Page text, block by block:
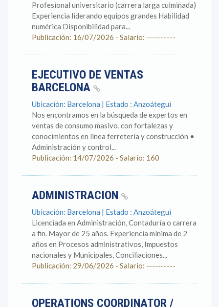
Profesional universitario (carrera larga culminada)
Experiencia liderando equipos grandes Habilidad
numérica Disponibilidad para...
Publicación: 16/07/2026 - Salario: ----------
EJECUTIVO DE VENTAS
BARCELONA
Ubicación: Barcelona | Estado : Anzoátegui
Nos encontramos en la búsqueda de expertos en
ventas de consumo masivo, con fortalezas y
conocimientos en linea ferretería y construcción •
Administración y control...
Publicación: 14/07/2026 - Salario: 160
ADMINISTRACION
Ubicación: Barcelona | Estado : Anzoátegui
Licenciada en Administración, Contaduría o carrera
a fin. Mayor de 25 años. Experiencia mínima de 2
años en Procesos administrativos, Impuestos
nacionales y Municipales, Conciliaciones...
Publicación: 29/06/2026 - Salario: ----------
OPERATIONS COORDINATOR /